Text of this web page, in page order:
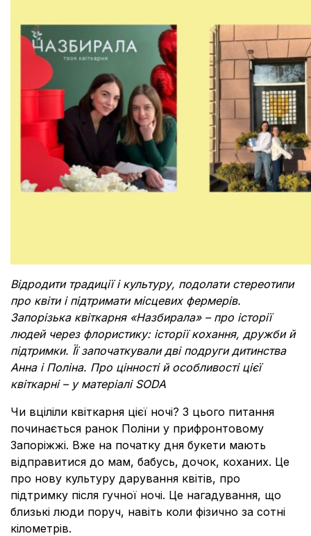
Відродити традиції і культуру, подолати стереотипи
про квіти і підтримати місцевих фермерів.
Запорізька квіткарня «Назбирала» – про історії
людей через флористику: історії кохання, дружби й
підтримки. Її започаткували дві подруги дитинства
Анна і Поліна. Про цінності й особливості цієї
квіткарні – у матеріалі SODA
Чи вціліли квіткарня цієї ночі? З цього питання
починається ранок Поліни у прифронтовому
Запоріжжі. Вже на початку дня букети мають
відправитися до мам, бабусь, дочок, коханих. Це
про нову культуру дарування квітів, про
підтримку після гучної ночі. Це нагадування, що
близькі люди поруч, навіть коли фізично за сотні
кілометрів.